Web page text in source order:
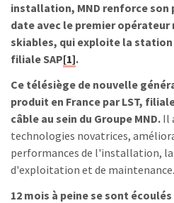
installation, MND renforce
date avec le premier opérateur
skiables, qui exploite la station
filiale SAP[1].
Ce télésiège de nouvelle
produit en France par LST,
câble au sein du Groupe MND. Il
technologies novatrices,
performances de l'installation, la
d'exploitation et de maintenance.
12 mois à peine se sont